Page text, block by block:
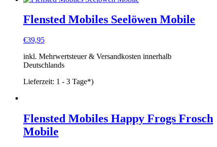
Flensted Mobiles Seelöwen Mobile
€39,95
inkl. Mehrwertsteuer & Versandkosten innerhalb
Deutschlands
Lieferzeit: 1 - 3 Tage*)
Flensted Mobiles Happy Frogs Frosch
Mobile